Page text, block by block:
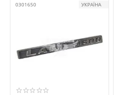
0301650 УКРАЇНА